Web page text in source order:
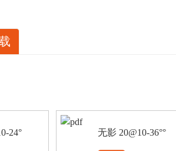
24° 无影 20@10-36°°